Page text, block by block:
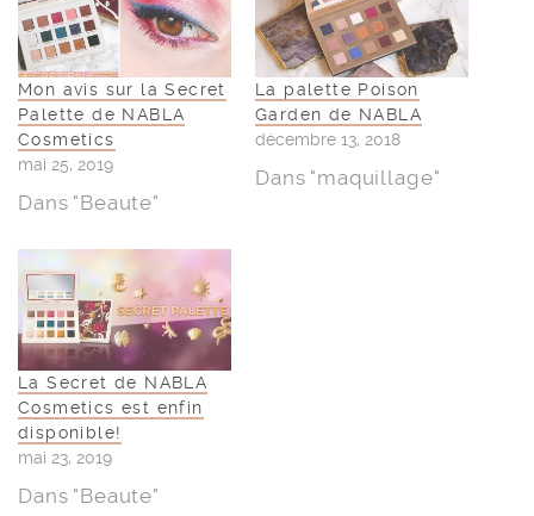
Mon avis sur la Secret
Palette de NABLA
Cosmetics
mai 25, 2019
Dans "Beaute"
La palette Poison
Garden de NABLA
décembre 13, 2018
Dans "maquillage"
La Secret de NABLA
Cosmetics est enfin
disponible!
mai 23, 2019
Dans "Beaute"